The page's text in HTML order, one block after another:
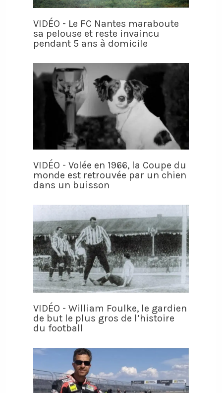
VIDÉO - Le FC Nantes maraboute
sa pelouse et reste invaincu
pendant 5 ans à domicile
VIDÉO - Volée en 1966, la Coupe du
monde est retrouvée par un chien
dans un buisson
VIDÉO - William Foulke, le gardien
de but le plus gros de l’histoire
du football